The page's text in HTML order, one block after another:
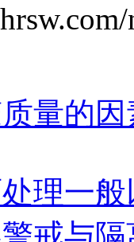
量的
理一
戒与